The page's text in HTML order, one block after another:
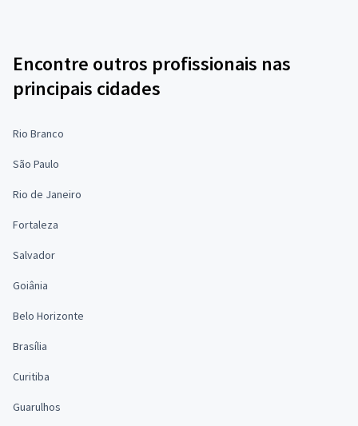
Encontre outros profissionais nas
principais cidades
Rio Branco
São Paulo
Rio de Janeiro
Fortaleza
Salvador
Goiânia
Belo Horizonte
Brasília
Curitiba
Guarulhos